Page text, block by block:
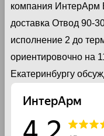
компания ИнтерАрм
доставка Отвод 90-
исполнение 2 до
ориентировочно на
Екатеринбургу